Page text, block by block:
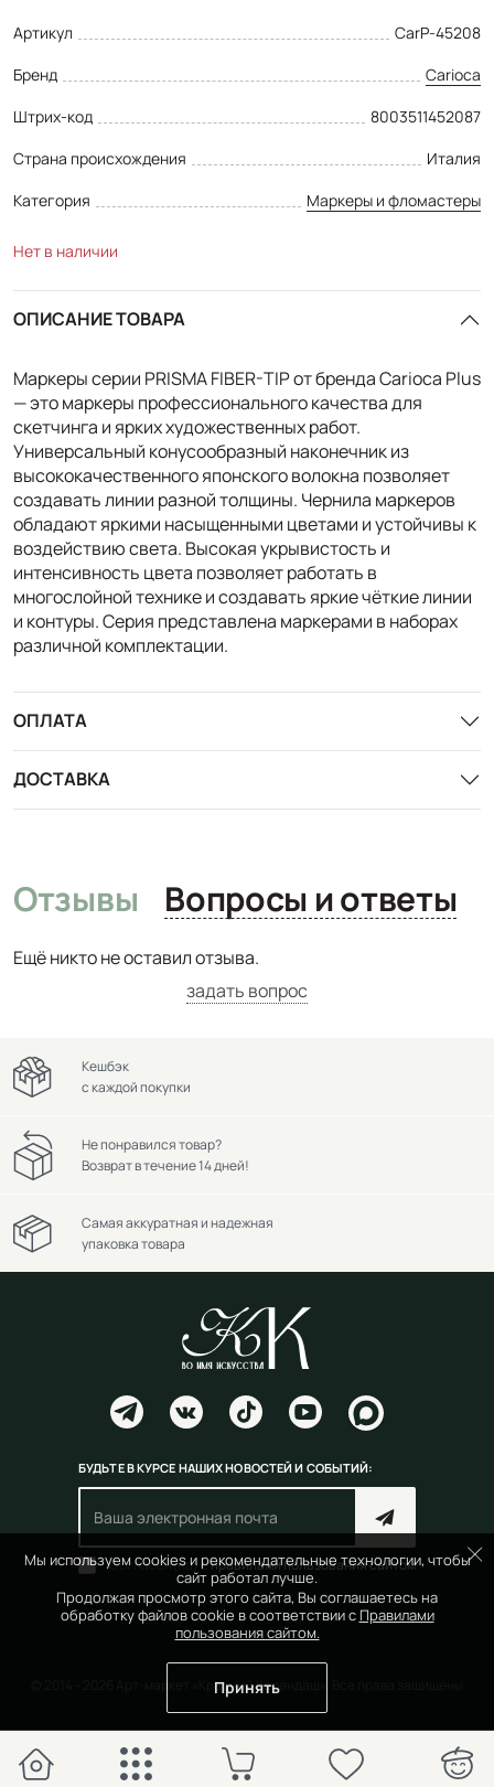
Артикул
CarP-45208
Бренд
Carioca
Штрих-код
8003511452087
Страна происхождения
Италия
Категория
Маркеры и фломастеры
Нет в наличии
ОПИСАНИЕ ТОВАРА
Маркеры серии PRISMA FIBER-TIP от бренда Carioca Plus
— это маркеры профессионального качества для
скетчинга и ярких художественных работ.
Универсальный конусообразный наконечник из
высококачественного японского волокна позволяет
создавать линии разной толщины. Чернила маркеров
обладают яркими насыщенными цветами и устойчивы к
воздействию света. Высокая укрывистость и
интенсивность цвета позволяет работать в
многослойной технике и создавать яркие чёткие линии
и контуры. Серия представлена маркерами в наборах
различной комплектации.
ОПЛАТА
ДОСТАВКА
Отзывы Вопросы и ответы
Ещё никто не оставил отзыва.
задать вопрос
Мы используем cookies и рекомендательные технологии, чтобы
сайт работал лучше.
Продолжая просмотр этого сайта, Вы соглашаетесь на
обработку файлов cookie в соответствии с Правилами
пользования сайтом.
Принять
Кешбэк
с каждой покупки
Не понравился товар?
Возврат в течение 14 дней!
Самая аккуратная и надежная
упаковка товара
БУДЬТЕ В КУРСЕ НАШИХ НОВОСТЕЙ И СОБЫТИЙ:
Согласен(на) справилами пользования сайтом
© 2014 - 2026 Арт-маркет «Красный Карандаш». Все права защищены